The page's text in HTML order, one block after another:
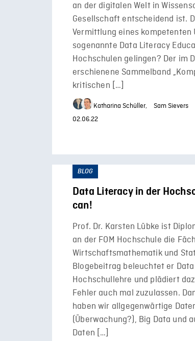
an der digitalen Welt in
Gesellschaft entscheidend ist.
Vermittlung eines kompetenten
sogenannte Data Literacy
Hochschulen gelingen? Der im
erschienene Sammelband
kritischen […]
Katharina Schüller,
Sam Sievers
02.06.22
BLOG
Data Literacy in der
can!
Prof. Dr. Karsten Lübke ist
an der FOM Hochschule die
Wirtschaftsmathematik und
Blogebeitrag beleuchtet er
Hochschullehre und plädiert
Fehler auch mal zuzulassen.
haben wir allgegenwärtige
(Überwachung?), Big Data und
Daten […]